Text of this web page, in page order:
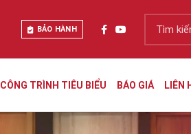
BẢO HÀNH
CÔNG TRÌNH TIÊU BIỂU BÁO GIÁ LIÊN